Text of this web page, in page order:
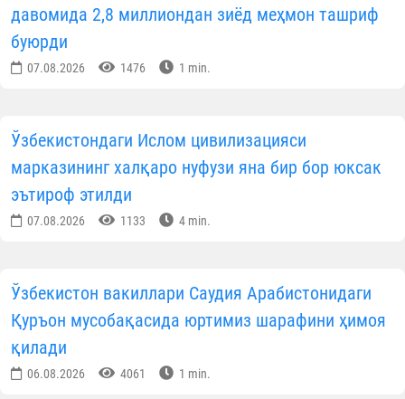
давомида 2,8 миллиондан зиёд меҳмон ташриф
буюрди
07.08.2026 1476 1 min.
Ўзбекистондаги Ислом цивилизацияси
марказининг халқаро нуфузи яна бир бор юксак
эътироф этилди
07.08.2026 1133 4 min.
Ўзбекистон вакиллари Саудия Арабистонидаги
Қуръон мусобақасида юртимиз шарафини ҳимоя
қилади
06.08.2026 4061 1 min.